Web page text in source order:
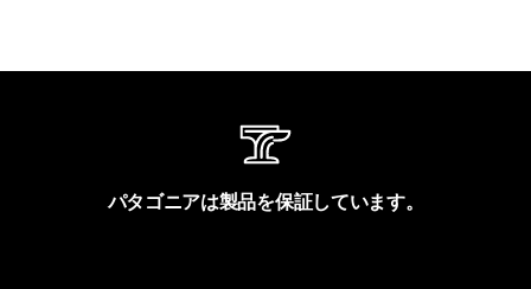
パタゴニアは製品を保証しています。